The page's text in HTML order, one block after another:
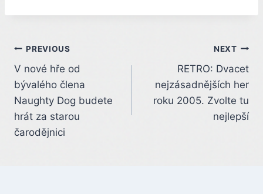
Post
navigation
PREVIOUS
V nové hře od
bývalého člena
Naughty Dog budete
hrát za starou
čarodějnici
NEXT
RETRO: Dvacet
nejzásadnějších her
roku 2005. Zvolte tu
nejlepší